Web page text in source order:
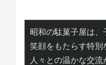
昭和の駄菓子屋は、
笑顔をもたらす特別
人々との温かな交